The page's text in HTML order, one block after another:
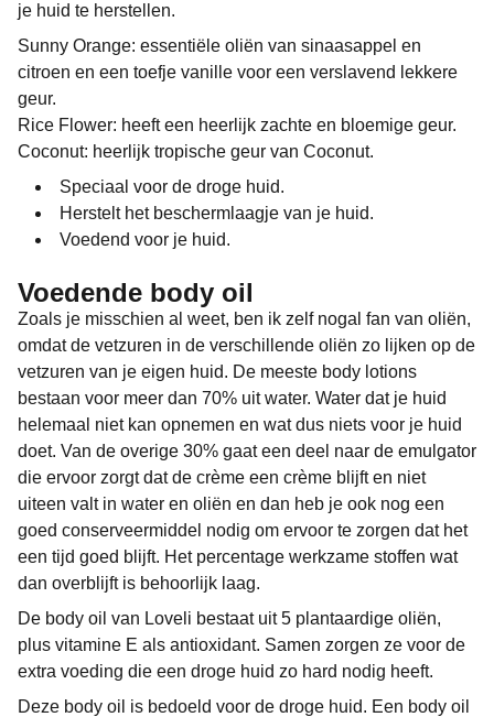
je huid te herstellen.
Sunny Orange: essentiële oliën van sinaasappel en
citroen en een toefje vanille voor een verslavend lekkere
geur.
Rice Flower: heeft een heerlijk zachte en bloemige geur.
Coconut: heerlijk tropische geur van Coconut.
Speciaal voor de droge huid.
Herstelt het beschermlaagje van je huid.
Voedend voor je huid.
Voedende body oil
Zoals je misschien al weet, ben ik zelf nogal fan van oliën,
omdat de vetzuren in de verschillende oliën zo lijken op de
vetzuren van je eigen huid. De meeste body lotions
bestaan voor meer dan 70% uit water. Water dat je huid
helemaal niet kan opnemen en wat dus niets voor je huid
doet. Van de overige 30% gaat een deel naar de emulgator
die ervoor zorgt dat de crème een crème blijft en niet
uiteen valt in water en oliën en dan heb je ook nog een
goed conserveermiddel nodig om ervoor te zorgen dat het
een tijd goed blijft. Het percentage werkzame stoffen wat
dan overblijft is behoorlijk laag.
De body oil van Loveli bestaat uit 5 plantaardige oliën,
plus vitamine E als antioxidant. Samen zorgen ze voor de
extra voeding die een droge huid zo hard nodig heeft.
Deze body oil is bedoeld voor de droge huid. Een body oil